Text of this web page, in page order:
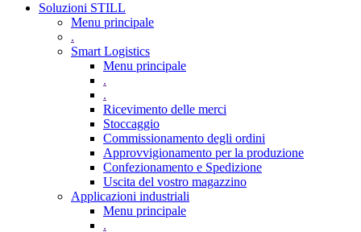
Soluzioni STILL
Menu principale
.
Smart Logistics
Menu principale
.
.
Ricevimento delle merci
Stoccaggio
Commissionamento degli ordini
Approvvigionamento per la produzione
Confezionamento e Spedizione
Uscita del vostro magazzino
Applicazioni industriali
Menu principale
.